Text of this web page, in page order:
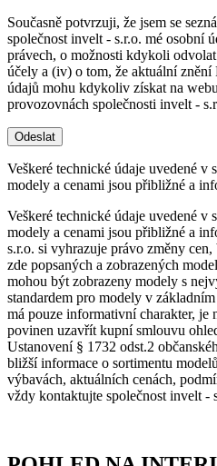
Současně potvrzuji, že jsem se
společnost invelt - s.r.o. mé osobní
právech, o možnosti kdykoli
účely a (iv) o tom, že aktuální znění
údajů mohu kdykoliv získat na
provozovnách společnosti invelt -
Odeslat
Veškeré technické údaje uvedené v
modely a cenami jsou přibližné a
Veškeré technické údaje uvedené v
modely a cenami jsou přibližné a
s.r.o. si vyhrazuje právo změny
zde popsaných a zobrazených
mohou být zobrazeny modely s
standardem pro modely v
má pouze informativní charakter, je
povinen uzavřít kupní smlouvu
Ustanovení § 1732 odst.2
bližší informace o sortimentu
výbavách, aktuálních cenách,
vždy kontaktujte společnost invelt -